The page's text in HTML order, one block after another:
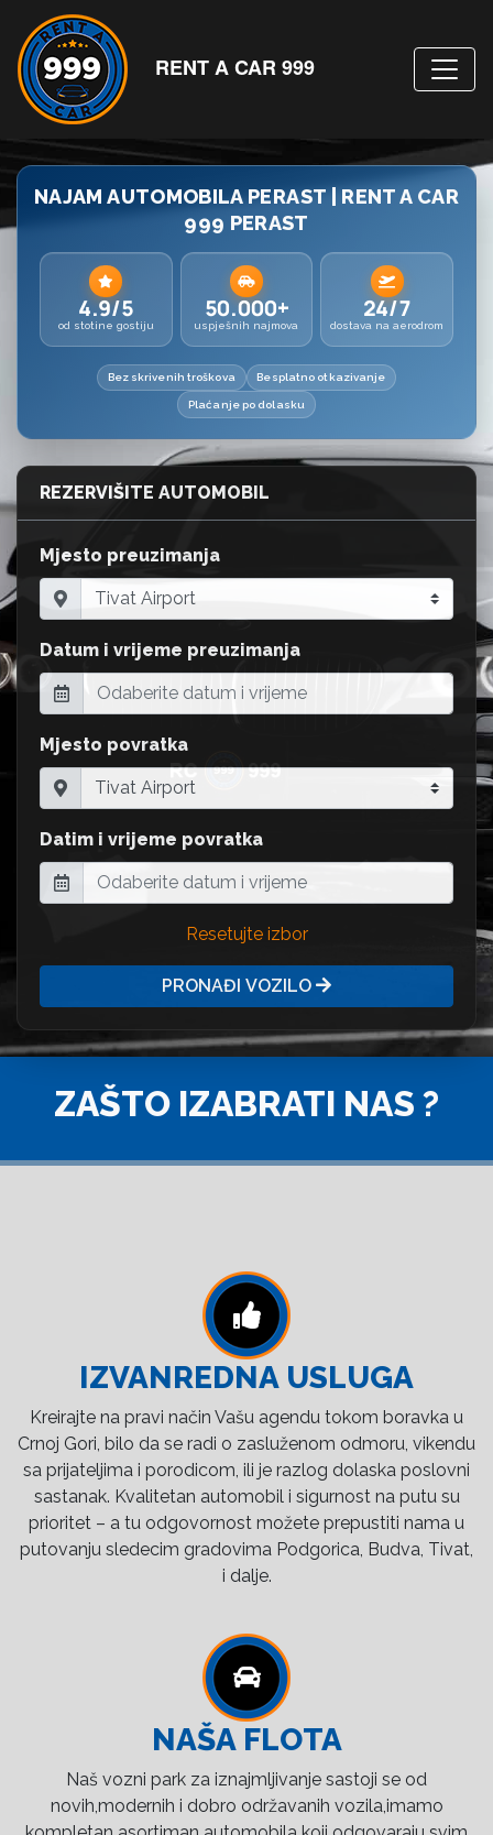
RENT A CAR 999
NAJAM AUTOMOBILA PERAST | RENT A CAR
999 PERAST
4.9/5
od stotine gostiju
50.000+
uspješnih najmova
24/7
dostava na aerodrom
Bez skrivenih troškova Besplatno otkazivanje
Plaćanje po dolasku
REZERVIŠITE AUTOMOBIL
Mjesto preuzimanja
Datum i vrijeme preuzimanja
Mjesto povratka
Datim i vrijeme povratka
Resetujte izbor
PRONAĐI VOZILO
ZAŠTO IZABRATI NAS ?
IZVANREDNA USLUGA
Kreirajte na pravi način Vašu agendu tokom boravka u
Crnoj Gori, bilo da se radi o zasluženom odmoru, vikendu
sa prijateljima i porodicom, ili je razlog dolaska poslovni
sastanak. Kvalitetan automobil i sigurnost na putu su
prioritet – a tu odgovornost možete prepustiti nama u
putovanju sledecim gradovima Podgorica, Budva, Tivat,
i dalje.
NAŠA FLOTA
Naš vozni park za iznajmljivanje sastoji se od
novih,modernih i dobro održavanih vozila,imamo